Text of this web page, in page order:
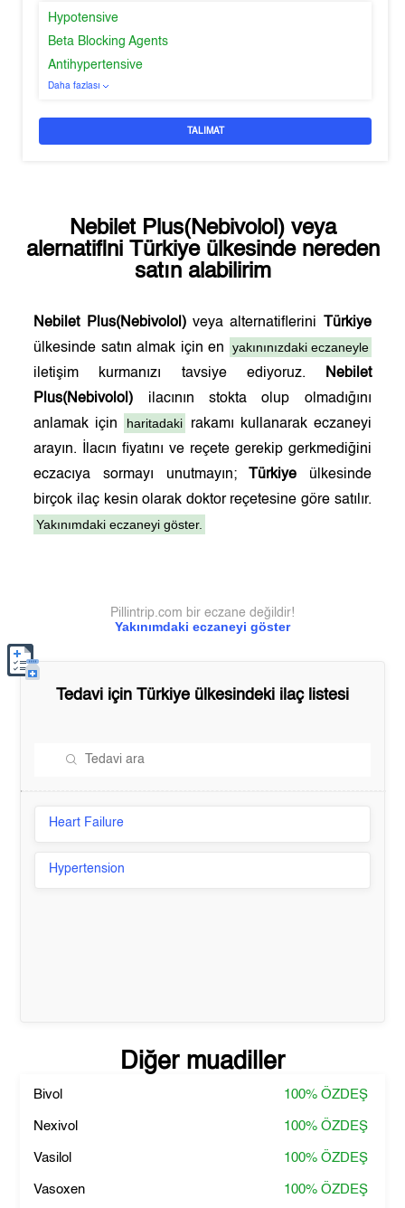
Hypotensive
Beta Blocking Agents
Antihypertensive
Daha fazlası
TALIMAT
Nebilet Plus(Nebivolol)veya
alernatifini Türkiyeülkesinde nereden
satın alabilirim
Nebilet Plus(Nebivolol)veya alternatiflerini
Türkiye
ülkesinde satın almak için en
yakınınızdaki eczaneyle
iletişim kurmanızı tavsiye ediyoruz.
Nebilet
Plus(Nebivolol) ilacının stokta olup olmadığını
anlamak için
haritadaki
rakamı kullanarak eczaneyi
arayın. İlacın fiyatını ve reçete gerekip gerkmediğini
eczacıya sormayı unutmayın;
Türkiye ülkesinde
birçok ilaç kesin olarak doktor reçetesine göre satılır.
Yakınımdaki eczaneyi göster.
Yakınımdaki eczaneyi göster
Pillintrip.com bir eczane değildir!
Tedavi için Türkiye ülkesindeki ilaç listesi
Heart Failure
Hypertension
Diğer muadiller
Bivol 100% ÖZDEŞ
Nexivol 100% ÖZDEŞ
Vasilol 100% ÖZDEŞ
Vasoxen 100% ÖZDEŞ